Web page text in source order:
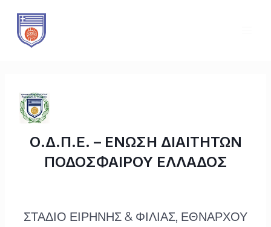
περιεχόμενο
Ο.Δ.Π.Ε. – ΕΝΩΣΗ ΔΙΑΙΤΗΤΩΝ
ΠΟΔΟΣΦΑΙΡΟΥ ΕΛΛΑΔΟΣ
ΣΤΑΔΙΟ ΕΙΡΗΝΗΣ & ΦΙΛΙΑΣ, ΕΘΝΑΡΧΟΥ
άρθρων